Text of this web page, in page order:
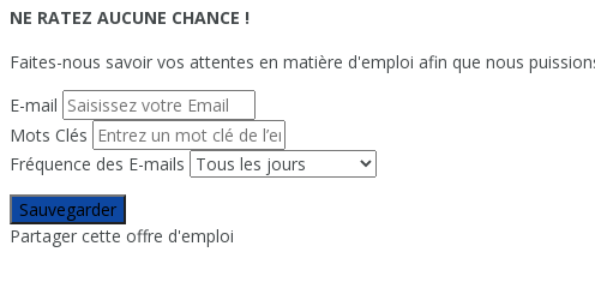
NE RATEZ AUCUNE CHANCE !
Faites-nous savoir vos attentes en matière d'emploi afin que nous
E-mail
Mots Clés
Fréquence des E-mails
Sauvegarder
Partager cette offre d'emploi